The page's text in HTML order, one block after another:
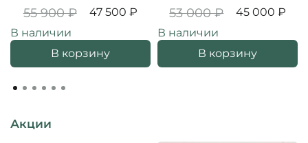
55 900 ₽
47 500 ₽
В наличии
В корзину
53 000 ₽
45 000 ₽
В наличии
В корзину
Акции